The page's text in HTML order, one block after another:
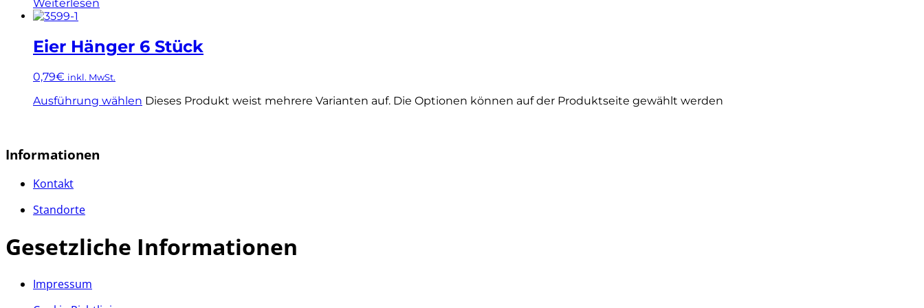
Weiterlesen
Eier Hänger 6 Stück
0,79€ inkl. MwSt.
Ausführung wählen Dieses Produkt weist mehrere Varianten auf. Die Optionen können auf der Produktseite gewählt werden
Informationen
Kontakt
Standorte
Gesetzliche Informationen
Impressum